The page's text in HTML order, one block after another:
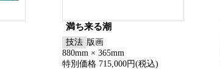
満ち来る潮
技法 版画
880mm × 365mm
特別価格 715,000円(税込)